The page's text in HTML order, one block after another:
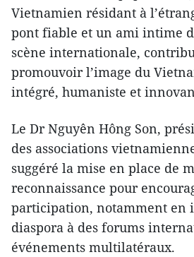
Vietnamien résidant à
pont fiable et un ami intime
scène internationale,
promouvoir l’image du
intégré, humaniste et
Le Dr Nguyên Hông Son,
des associations
suggéré la mise en place de
reconnaissance pour
participation, notamment en
diaspora à des forums
événements multilatéraux.